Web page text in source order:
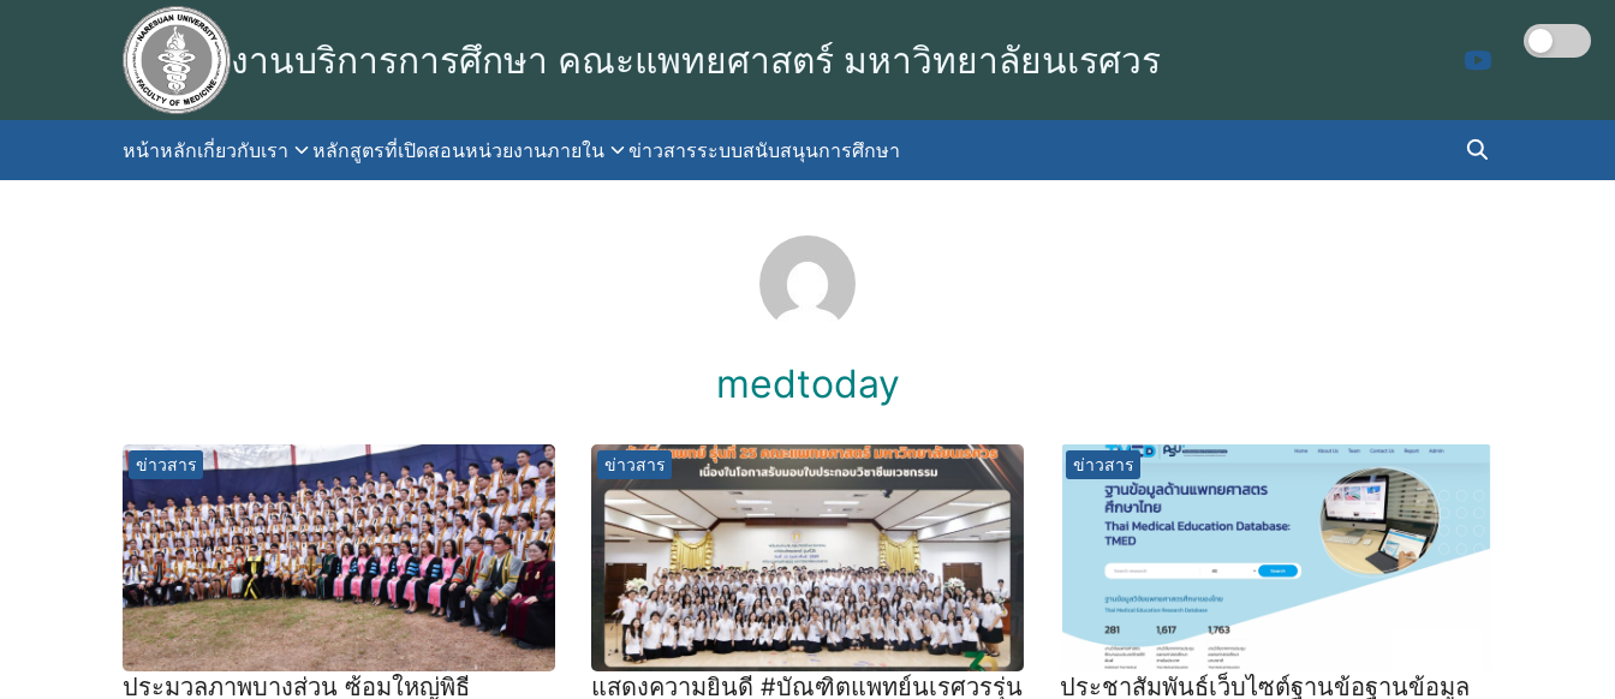
งานบริการการศึกษา คณะแพทยศาสตร์ มหาวิทยาลัยนเรศวร
หน้าหลักเกี่ยวกับเรา หลักสูตรที่เปิดสอนหน่วยงานภายใน ข่าวสารระบบสนับสนุนการศึกษา
medtoday
ข่าวสาร
ประมวลภาพบางส่วน ซ้อมใหญ่พิธี
ข่าวสาร
แสดงความยินดี #บัณฑิตแพทย์นเรศวรรุ่น
ข่าวสาร
ประชาสัมพันธ์เว็บไซต์ฐานข้อฐานข้อมูล